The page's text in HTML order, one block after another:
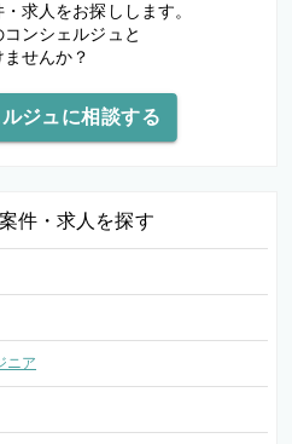
求人をお探しします。
ンシェルジュと
せんか？
ジュに相談する
件・求人を探す
ニア